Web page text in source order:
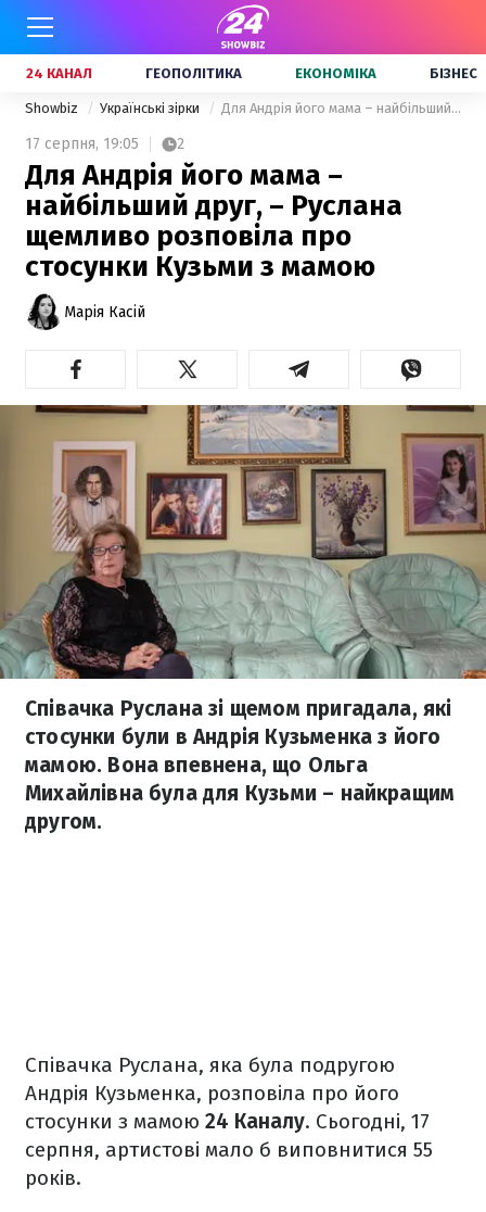
24 КАНАЛ ГЕОПОЛІТИКА ЕКОНОМІКА БІЗНЕС
Showbiz Українські зірки Для Андрія його мама – найбільший друг, – Руслана щемливо розповіла про стосунки Кузьми з мамою
17 серпня, 19:05 2
Для Андрія його мама –
найбільший друг, – Руслана
щемливо розповіла про
стосунки Кузьми з мамою
Марія Касій
Співачка Руслана зі щемом пригадала, які
стосунки були в Андрія Кузьменка з його
мамою. Вона впевнена, що Ольга
Михайлівна була для Кузьми – найкращим
другом.
Співачка Руслана, яка була подругою
Андрія Кузьменка, розповіла про його
стосунки з мамою 24 Каналу. Сьогодні, 17
серпня, артистові мало б виповнитися 55
років.